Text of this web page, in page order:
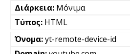
Μόνιμα
HTML
yt-remote-device-id